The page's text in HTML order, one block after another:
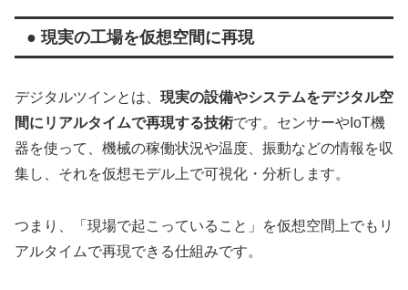
● 現実の工場を仮想空間に再現
デジタルツインとは、 現実の設備やシステムをデジタル空
間にリアルタイムで再現する技術です。センサーやIoT機
器を使って、機械の稼働状況や温度、振動などの情報を収
集し、それを仮想モデル上で可視化・分析します。
つまり、「現場で起こっていること」を仮想空間上でもリ
アルタイムで再現できる仕組みです。